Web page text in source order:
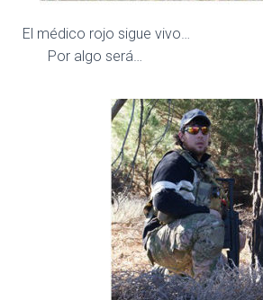
El médico rojo
Por algo será…